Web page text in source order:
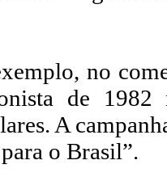
no
de
A
o Brasil”.